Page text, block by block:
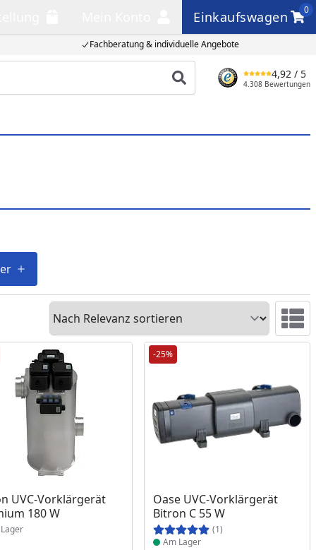
Fachberatung & individuelle Angebote
Einkaufswagen
0
Einkaufswagen
Produkt suchen
4,92 / 5
4.308 Bewertungen
Sortieren
UVC-Vorklärgerät
180 W
am Lager
-25%
Oase UVC-Vorklärgerät
Bitron C 55 W
(1)
Produkt am Lager
Am Lager